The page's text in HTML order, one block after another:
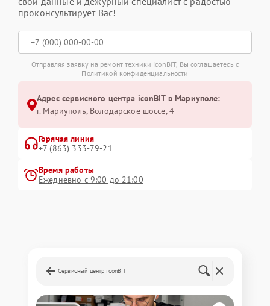
проконсультирует Вас!
Отправляя заявку на ремонт техники iconBIT, Вы соглашаетесь с
Политикой конфиденциальности
Адрес сервисного центра iconBIT в Мариуполе:
г. Мариуполь, Володарское шоссе, 4
Горячая линия
+7 (863) 333-79-21
Время работы
Ежедневно с 9:00 до 21:00
Сервисный центр iconBIT